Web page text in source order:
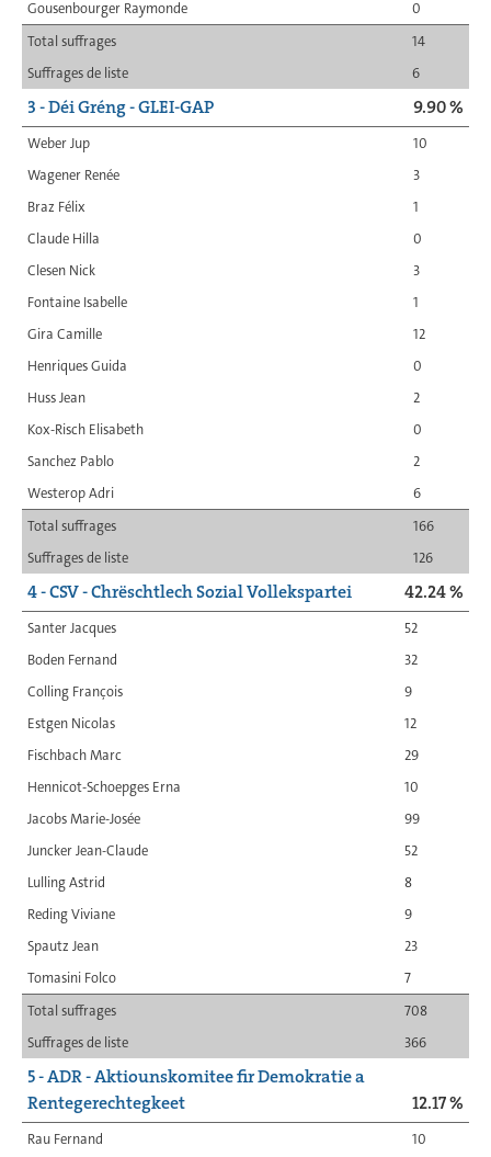
Gousenbourger Raymonde
0
Total suffrages
14
Suffrages de liste
6
3 - Déi Gréng - GLEI-GAP 9.90 %
Weber Jup
10
Wagener Renée
3
Braz Félix
1
Claude Hilla
0
Clesen Nick
3
Fontaine Isabelle
1
Gira Camille
12
Henriques Guida
0
Huss Jean
2
Kox-Risch Elisabeth
0
Sanchez Pablo
2
Westerop Adri
6
Total suffrages
166
Suffrages de liste
126
4 - CSV - Chrëschtlech Sozial Vollekspartei 42.24 %
Santer Jacques
52
Boden Fernand
32
Colling François
9
Estgen Nicolas
12
Fischbach Marc
29
Hennicot-Schoepges Erna
10
Jacobs Marie-Josée
99
Juncker Jean-Claude
52
Lulling Astrid
8
Reding Viviane
9
Spautz Jean
23
Tomasini Folco
7
Total suffrages
708
Suffrages de liste
366
5 - ADR - Aktiounskomitee fir Demokratie a
Rentegerechtegkeet
12.17 %
Rau Fernand 10